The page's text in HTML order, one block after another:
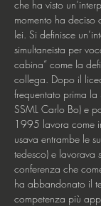
che ha visto
momento ha deciso
lei. Si definisce
simultaneista per
cabina” come la
collega. Dopo il
frequentato prima la
SSML Carlo Bo) e
1995 lavora come
usava entrambe le
tedesco) e lavorava
conferenza che
ha abbandonato il
competenza più